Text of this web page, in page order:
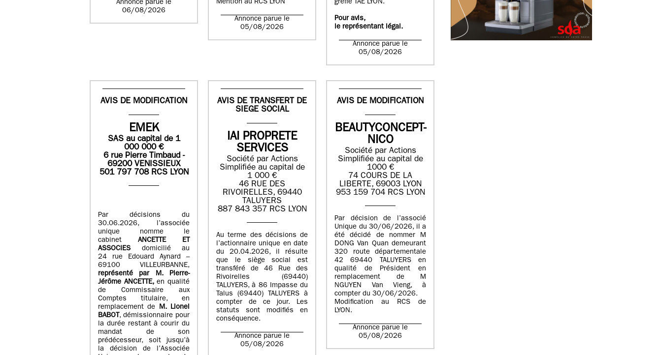
Annonce parue le
06/08/2026
Mention au RCS LYON
Annonce parue le
05/08/2026
greffe TAE LYON.
Pour avis,
le représentant légal.
Annonce parue le
05/08/2026
AVIS DE MODIFICATION
EMEK
SASau capital de 1
000 000€
6 rue Pierre Timbaud -
69200 VENISSIEUX
501 797 708 RCS LYON
Par décisions du
30.06.2026, l’associée
unique nomme le
cabinet ANCETTE ET
ASSOCIES
domicilié au
24 rue Edouard Aynard –
69100 VILLEURBANNE,
représenté par M.Pierre-
Jérôme ANCETTE, en qualité
de Commissaire aux
Comptes titulaire, en
remplacement de M.Lionel
BABOT, démissionnaire pour
la durée restant à courir du
mandat de son
prédécesseur, soit jusqu’à
la décision de l’Associée
AVIS DE TRANSFERT DE
SIEGE SOCIAL
IAI PROPRETE
SERVICES
Société par Actions
Simplifiée au capital de
1 000 €
46 RUE DES
RIVOIRELLES, 69440
TALUYERS
887 843 357 RCS LYON
Au terme des décisions de
l’actionnaire unique en date
du 20.04.2026, il résulte
que le siège social est
transféré de 46 Rue des
Rivoirelles (69440)
TALUYERS, à 86 Impasse du
Talus (69440) TALUYERS à
compter de ce jour. Les
statuts sont modifiés en
conséquence.
Annonce parue le
05/08/2026
AVIS DE MODIFICATION
BEAUTYCONCEPT-
NICO
Société par Actions
Simplifiée au capital de
1000 €
74 COURS DE LA
LIBERTE, 69003 LYON
953 159 704 RCS LYON
Par décision de l’associé
Unique du 30/06/2026, il a
été décidé de nommer M
DONG Van Quan demeurant
320 route départementale
42 69440 TALUYERS en
qualité de Président en
remplacement de M
NGUYEN Van Vieng, à
compter du 30/06/2026.
Modification au RCS de
LYON.
Annonce parue le
05/08/2026